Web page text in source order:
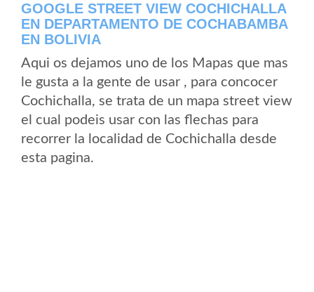
GOOGLE STREET VIEW COCHICHALLA
EN DEPARTAMENTO DE COCHABAMBA
EN BOLIVIA
Aqui os dejamos uno de los Mapas que mas
le gusta a la gente de usar , para concocer
Cochichalla, se trata de un mapa street view
el cual podeis usar con las flechas para
recorrer la localidad de Cochichalla desde
esta pagina.